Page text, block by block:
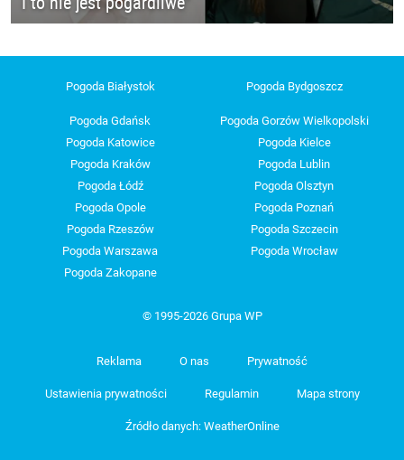
Pogoda Białystok Pogoda Bydgoszcz
Pogoda Gdańsk
Pogoda Gorzów Wielkopolski
Pogoda Katowice
Pogoda Kielce
Pogoda Kraków
Pogoda Lublin
Pogoda Łódź
Pogoda Olsztyn
Pogoda Opole
Pogoda Poznań
Pogoda Rzeszów
Pogoda Szczecin
Pogoda Warszawa
Pogoda Wrocław
Pogoda Zakopane
© 1995-2026 Grupa WP
Reklama O nas Prywatność
Ustawienia prywatności Regulamin Mapa strony
Źródło danych: WeatherOnline